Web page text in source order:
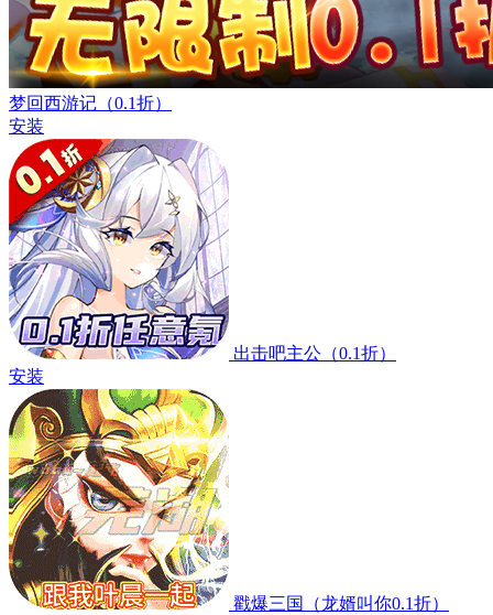
梦回西游记（0.1折）
安装
出击吧主公（0.1折）
安装
戳爆三国（龙婿叫你0.1折）